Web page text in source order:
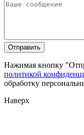
Нажимая кнопку
политикой
обработку
Наверх